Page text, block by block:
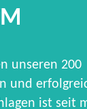
unseren 200
und
ist seit